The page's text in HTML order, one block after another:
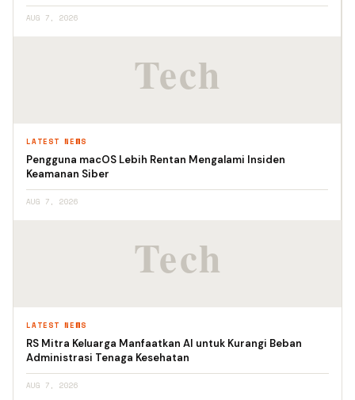
AUG 7, 2026
LATEST NEWS
Pengguna macOS Lebih Rentan Mengalami Insiden
Keamanan Siber
AUG 7, 2026
LATEST NEWS
RS Mitra Keluarga Manfaatkan AI untuk Kurangi Beban
Administrasi Tenaga Kesehatan
AUG 7, 2026